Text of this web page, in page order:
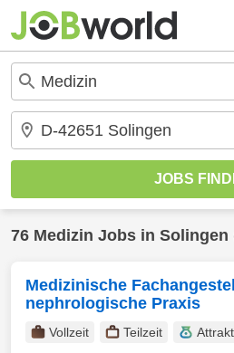
76 Medizin Jobs in Solingen
Medizinische
nephrologische Praxis
Vollzeit Teilzeit